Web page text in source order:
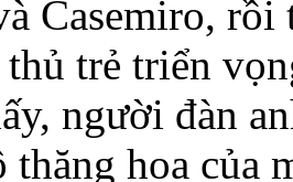
Casemiro,
thủ trẻ triển
người đàn
thăng hoa